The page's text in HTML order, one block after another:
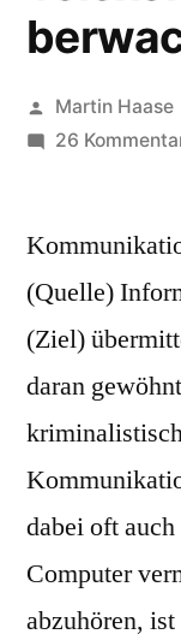
Veröffentlicht
von
Martin Haase
26
(Quelle)
(Ziel)
daran
dabei oft
Computer
abzuhören,